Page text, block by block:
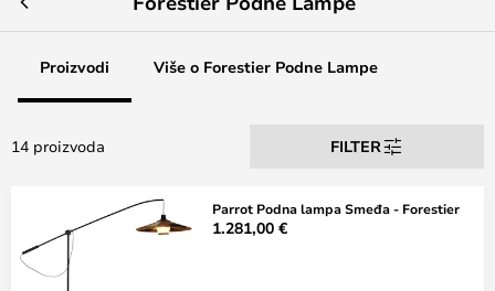
Proizvodi Više o Forestier Podne Lampe
14 proizvoda FILTER
Parrot Podna lampa Smeđa - Forestier
1.281,00 €